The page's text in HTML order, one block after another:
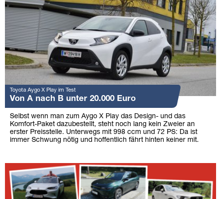
Toyota Aygo X Play im Test
Von A nach B unter 20.000 Euro
Selbst wenn man zum Aygo X Play das Design- und das
Komfort-Paket dazubestellt, steht noch lang kein Zweier an
erster Preisstelle. Unterwegs mit 998 ccm und 72 PS: Da ist
immer Schwung nötig und hoffentlich fährt hinten keiner mit.